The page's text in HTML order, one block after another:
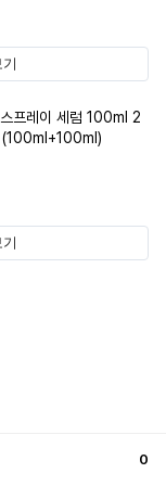
프레이 세럼 100ml 2
(100ml+100ml)
0